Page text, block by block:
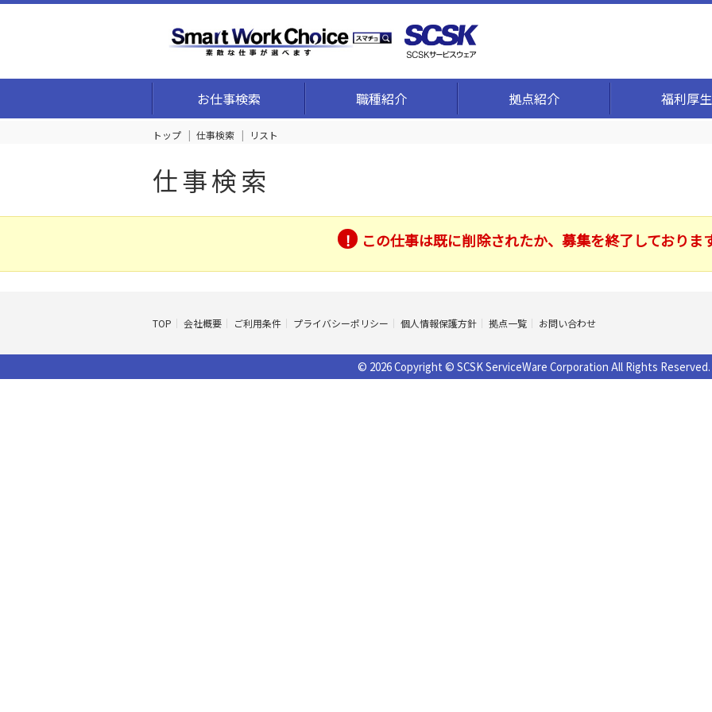
お仕事検索 職種紹介 拠点紹介 福利厚生
トップ 仕事検索 リスト
仕事検索
この仕事は既に削除されたか、募集を終了しておりま
TOP 会社概要 ご利用条件 プライバシーポリシー 個人情報保護方針 拠点一覧 お問い合わせ
© 2026 Copyright © SCSK ServiceWare Corporation All Rights Reserved.